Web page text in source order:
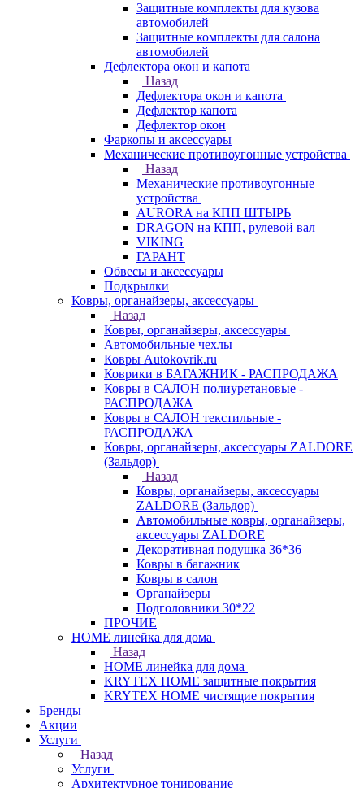
Защитные комплекты для кузова
автомобилей
Защитные комплекты для салона
автомобилей
Дефлектора окон и капота
Назад
Дефлектора окон и капота
Дефлектор капота
Дефлектор окон
Фаркопы и аксессуары
Механические противоугонные устройства
Назад
Механические противоугонные
устройства
AURORA на КПП ШТЫРЬ
DRAGON на КПП, рулевой вал
VIKING
ГАРАНТ
Обвесы и аксессуары
Подкрылки
Ковры, органайзеры, аксессуары
Назад
Ковры, органайзеры, аксессуары
Автомобильные чехлы
Ковры Autokovrik.ru
Коврики в БАГАЖНИК - РАСПРОДАЖА
Ковры в САЛОН полиуретановые -
РАСПРОДАЖА
Ковры в САЛОН текстильные -
РАСПРОДАЖА
Ковры, органайзеры, аксессуары ZALDORE
(Зальдор)
Назад
Ковры, органайзеры, аксессуары
ZALDORE (Зальдор)
Автомобильные ковры, органайзеры,
аксессуары ZALDORE
Декоративная подушка 36*36
Ковры в багажник
Ковры в салон
Органайзеры
Подголовники 30*22
ПРОЧИЕ
HOME линейка для дома
Назад
HOME линейка для дома
KRYTEX HOME защитные покрытия
KRYTEX HOME чистящие покрытия
Бренды
Акции
Услуги
Назад
Услуги
Архитектурное тонирование